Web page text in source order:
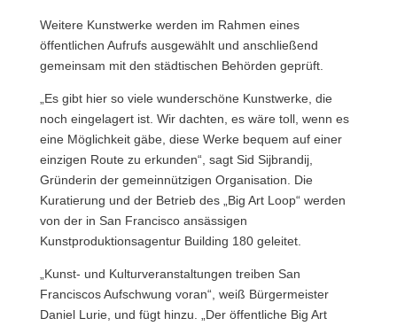
Weitere Kunstwerke werden im Rahmen eines
öffentlichen Aufrufs ausgewählt und anschließend
gemeinsam mit den städtischen Behörden geprüft.
„Es gibt hier so viele wunderschöne Kunstwerke, die
noch eingelagert ist. Wir dachten, es wäre toll, wenn es
eine Möglichkeit gäbe, diese Werke bequem auf einer
einzigen Route zu erkunden“, sagt Sid Sijbrandij,
Gründerin der gemeinnützigen Organisation. Die
Kuratierung und der Betrieb des „Big Art Loop“ werden
von der in San Francisco ansässigen
Kunstproduktionsagentur Building 180 geleitet.
„Kunst- und Kulturveranstaltungen treiben San
Franciscos Aufschwung voran“, weiß Bürgermeister
Daniel Lurie, und fügt hinzu. „Der öffentliche Big Art